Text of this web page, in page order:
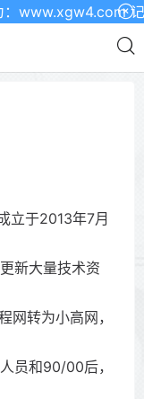
www.xgw4.com 记
立于2013年7月
新大量技术资
网转为小高网，
员和90/00后，